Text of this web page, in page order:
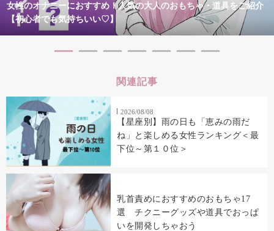
女性のオナニーにおすすめ！人気の大人のおもちゃ・道具をご紹介
【初心者でも気持ちいい♡】
関連記事
2026/08/08
【星座別】雨の日も「恵みの雨だ
ね」と楽しめる女性ランキング＜最
下位～第１０位＞
乳首責めにおすすめのおもちゃ17
選 チクニーグッズや道具でおっぱ
いを開発しちゃおう